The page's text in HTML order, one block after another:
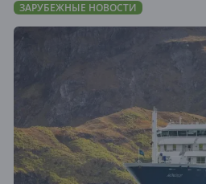
ЗАРУБЕЖНЫЕ НОВОСТИ